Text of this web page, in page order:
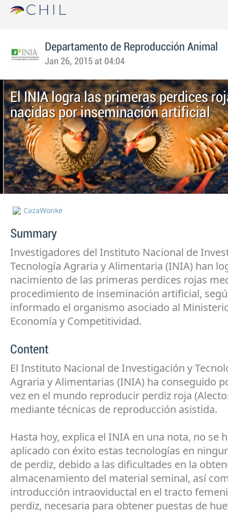
Departamento de Reproducción Animal
Jan 26, 2015 at 04:04
El INIA logra las primeras perdices
nacidas por inseminación artificial
CazaWonke
Summary
Investigadores del Instituto Nacional de
Tecnología Agraria y Alimentaria (INIA) han
nacimiento de las primeras perdices rojas
procedimiento de inseminación artificial,
informado el organismo asociado al
Economía y Competitividad.
Content
El Instituto Nacional de Investigación y
Agraria y Alimentarias (INIA) ha conseguido
vez en el mundo reproducir perdiz roja
mediante técnicas de reproducción asistida.
Hasta hoy, explica el INIA en una nota, no se
aplicado con éxito estas tecnologías en
de perdiz, debido a las dificultades en la
almacenamiento del material seminal, así
introducción intraoviductal en el tracto
perdiz, necesaria para obtener puestas de